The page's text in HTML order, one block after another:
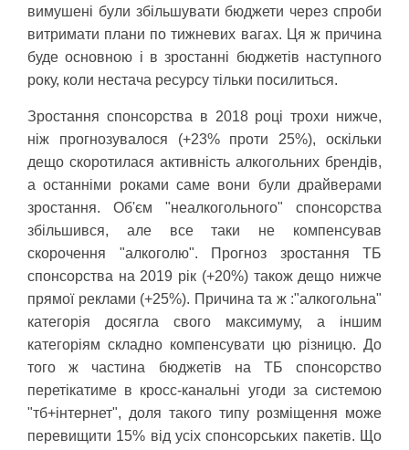
вимушені були збільшувати бюджети через спроби
витримати плани по тижневих вагах. Ця ж причина
буде основною і в зростанні бюджетів наступного
року, коли нестача ресурсу тільки посилиться.
Зростання спонсорства в 2018 році трохи нижче,
ніж прогнозувалося (+23% проти 25%), оскільки
дещо скоротилася активність алкогольних брендів,
а останніми роками саме вони були драйверами
зростання. Об'єм "неалкогольного" спонсорства
збільшився, але все таки не компенсував
скорочення "алкоголю". Прогноз зростання ТБ
спонсорства на 2019 рік (+20%) також дещо нижче
прямої реклами (+25%). Причина та ж :"алкогольна"
категорія досягла свого максимуму, а іншим
категоріям складно компенсувати цю різницю. До
того ж частина бюджетів на ТБ спонсорство
перетікатиме в кросс-канальні угоди за системою
"тб+інтернет", доля такого типу розміщення може
перевищити 15% від усіх спонсорських пакетів. Що